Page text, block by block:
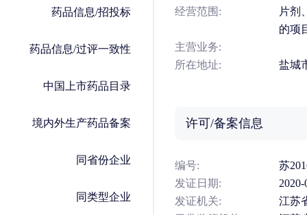
药品信息/招投标
药品信息/过评一致性
中国上市药品目录
境内外生产药品备案
同省份企业
同类型企业
经营范围:
片剂
的项
主营业务:
所在地址:
盐城
许可/备案信息
编号:
苏
发证日期:
2020-
发证机关:
江苏